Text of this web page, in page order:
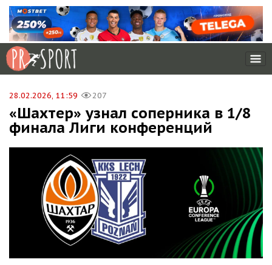
28.02.2026, 11:59 207
«Шахтер» узнал соперника в 1/8
финала Лиги конференций